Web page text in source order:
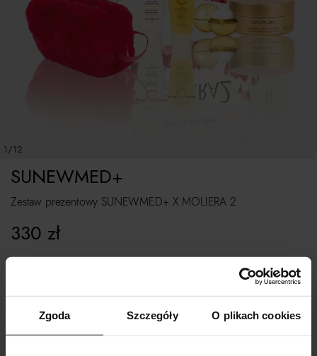
Zgoda Szczegóły O plikach cookies
1/12
Zestaw prezentowy SUNEWMED+ X MOLIERA 2
SUNEWMED+
330 zł
DODAJ DO KOSZYKA